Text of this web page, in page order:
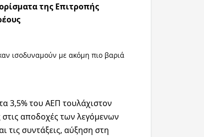
της Επιτροπής
ισοδυναμούν με ακόμη πιο βαριά
3,5% του ΑΕΠ τουλάχιστον
στις αποδοχές των λεγόμενων
τις συντάξεις, αύξηση στη